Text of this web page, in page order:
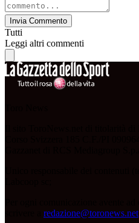
Invia Commento
Tutti
Leggi altri commenti
redazione@toronews.net